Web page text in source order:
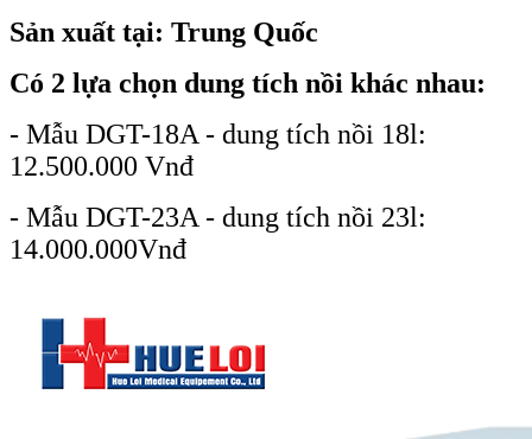
Sản xuất tại: Trung Quốc
Có 2 lựa chọn dung tích nồi khác nhau:
- Mẫu DGT-18A - dung tích nồi 18l:
12.500.000 Vnđ
- Mẫu DGT-23A - dung tích nồi 23l:
14.000.000Vnđ